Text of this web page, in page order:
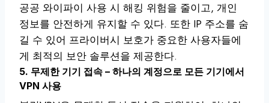
공공 와이파이 사용 시 해킹 위험을 줄이고, 개인
정보를 안전하게 유지할 수 있다. 또한 IP 주소를 숨
길 수 있어 프라이버시 보호가 중요한 사용자들에
게 최적의 보안 솔루션을 제공한다.
5. 무제한 기기 접속 – 하나의 계정으로 모든 기기에서
VPN 사용